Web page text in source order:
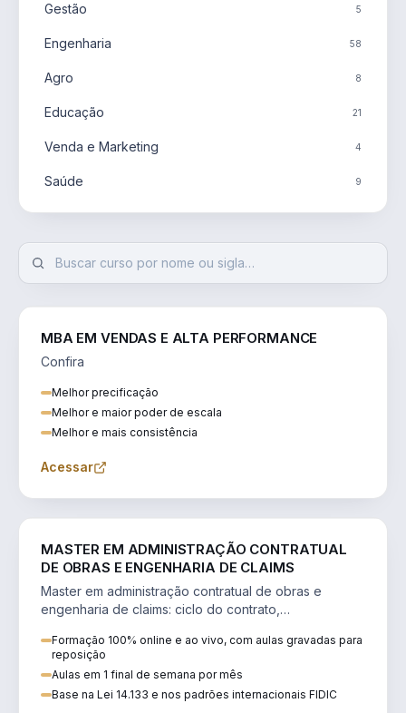
Gestão 5
Engenharia 58
Agro 8
Educação 21
Venda e Marketing 4
Saúde 9
MBA EM VENDAS E ALTA PERFORMANCE
Confira
Melhor precificação
Melhor e maior poder de escala
Melhor e mais consistência
Acessar
MASTER EM ADMINISTRAÇÃO CONTRATUAL
DE OBRAS E ENGENHARIA DE CLAIMS
Master em administração contratual de obras e
engenharia de claims: ciclo do contrato,
Formação 100% online e ao vivo, com aulas gravadas para
reposição
Aulas em 1 final de semana por mês
Base na Lei 14.133 e nos padrões internacionais FIDIC